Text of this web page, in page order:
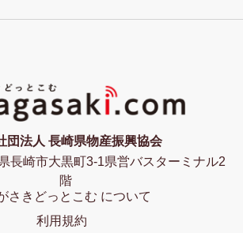
団法人 長崎県物産振興協会
長崎市大黒町3-1県営バスターミナル2
階
さきどっとこむ について
利用規約